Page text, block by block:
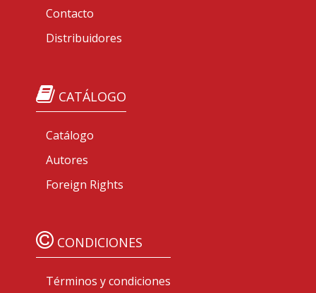
Contacto
Distribuidores
CATÁLOGO
Catálogo
Autores
Foreign Rights
CONDICIONES
Términos y condiciones